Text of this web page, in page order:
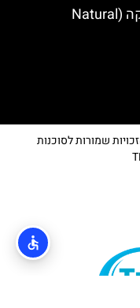
מוזיאון ההיסטוריה של הטבע ברייקה (Natural
שמורות לסוכנות